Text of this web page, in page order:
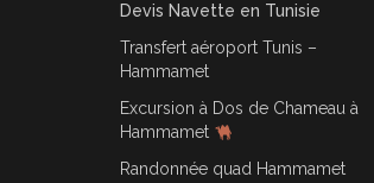
Devis Navette en Tunisie
Transfert aéroport Tunis –
Hammamet
Excursion à Dos de Chameau à
Hammamet
Randonnée quad Hammamet